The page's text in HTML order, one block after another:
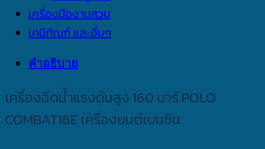
เครื่องมืองานสวน
เคมีภัณฑ์ และอื่นๆ
คำอธิบาย
เครื่องฉีดน้ำแรงดันสูง 160 บาร์ POLO
COMBAT16E เครื่องยนต์เบนซิน